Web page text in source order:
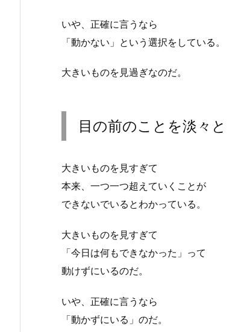
いや、正確に言うなら
「動かない」という選択をしている。
大きいものを見過ぎなのだ。
目の前のことを淡々と
大きいものを見すぎて
本来、一つ一つ超えていくことが
できないでいるとわかっている。
大きいものを見すぎて
「今日は何もできなかった」って
動けずにいるのだ。
いや、正確に言うなら
「動かずにいる」のだ。